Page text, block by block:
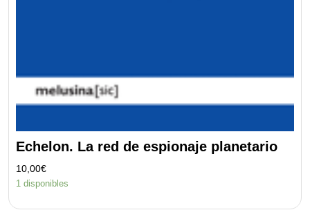
Echelon. La red de espionaje planetario
10,00€
1 disponibles